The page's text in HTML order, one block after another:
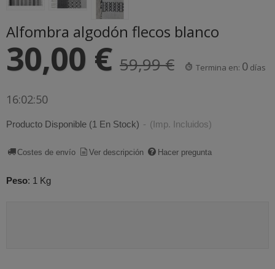
Alfombra algodón flecos blanco
30,00 € 59,99 € Termina en: 0 días
16:02:49
Producto Disponible (1 En Stock) - (Imp. Incluidos)
Costes de envío Ver descripción Hacer pregunta
Peso: 1 Kg